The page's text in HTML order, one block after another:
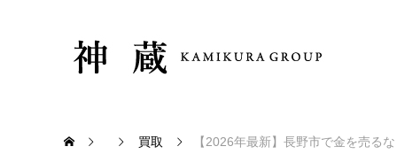
買取 【2026年最新】長野市で金を売る